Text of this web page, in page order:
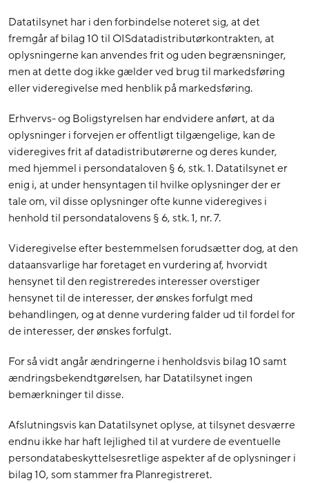
Datatilsynet har i den forbindelse noteret sig, at det
fremgår af bilag 10 til OISdatadistributørkontrakten, at
oplysningerne kan anvendes frit og uden begrænsninger,
men at dette dog ikke gælder ved brug til markedsføring
eller videregivelse med henblik på markedsføring.
Erhvervs- og Boligstyrelsen har endvidere anført, at da
oplysninger i forvejen er offentligt tilgængelige, kan de
videregives frit af datadistributørerne og deres kunder,
med hjemmel i persondataloven § 6, stk. 1. Datatilsynet er
enig i, at under hensyntagen til hvilke oplysninger der er
tale om, vil disse oplysninger ofte kunne videregives i
henhold til persondatalovens § 6, stk. 1, nr. 7.
Videregivelse efter bestemmelsen forudsætter dog, at den
dataansvarlige har foretaget en vurdering af, hvorvidt
hensynet til den registreredes interesser overstiger
hensynet til de interesser, der ønskes forfulgt med
behandlingen, og at denne vurdering falder ud til fordel for
de interesser, der ønskes forfulgt.
For så vidt angår ændringerne i henholdsvis bilag 10 samt
ændringsbekendtgørelsen, har Datatilsynet ingen
bemærkninger til disse.
Afslutningsvis kan Datatilsynet oplyse, at tilsynet desværre
endnu ikke har haft lejlighed til at vurdere de eventuelle
persondatabeskyttelsesretlige aspekter af de oplysninger i
bilag 10, som stammer fra Planregistreret.